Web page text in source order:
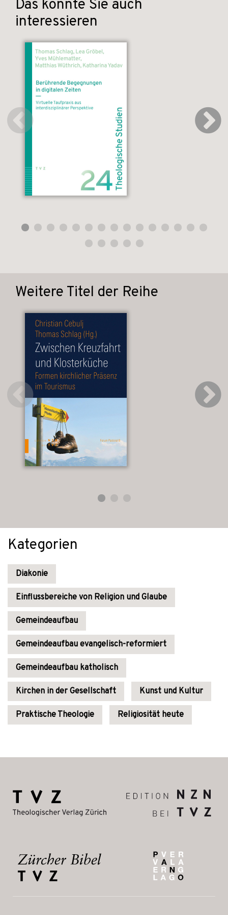
Das könnte Sie auch
interessieren
Weitere Titel der Reihe
Kategorien
Diakonie
Einflussbereiche von Religion und Glaube
Gemeindeaufbau
Gemeindeaufbau evangelisch-reformiert
Gemeindeaufbau katholisch
Kirchen in der Gesellschaft Kunst und Kultur
Praktische Theologie Religiosität heute